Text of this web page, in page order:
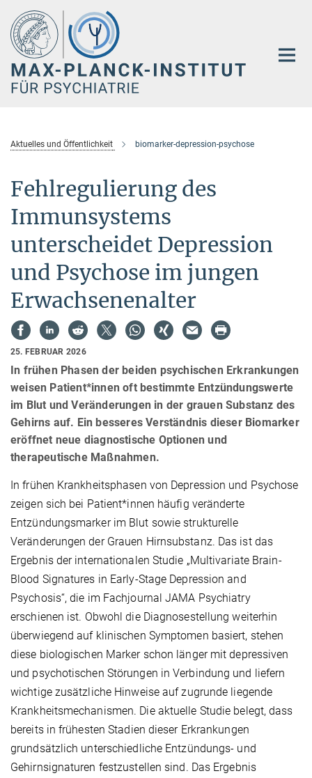
Hauptinhalt
Aktuelles und Öffentlichkeit biomarker-depression-psychose
Fehlregulierung des
Immunsystems
unterscheidet Depression
und Psychose im jungen
Erwachsenenalter
25. FEBRUAR 2026
In frühen Phasen der beiden psychischen Erkrankungen
weisen Patient*innen oft bestimmte Entzündungswerte
im Blut und Veränderungen in der grauen Substanz des
Gehirns auf. Ein besseres Verständnis dieser Biomarker
eröffnet neue diagnostische Optionen und
therapeutische Maßnahmen.
In frühen Krankheitsphasen von Depression und Psychose
zeigen sich bei Patient*innen häufig veränderte
Entzündungsmarker im Blut sowie strukturelle
Veränderungen der Grauen Hirnsubstanz. Das ist das
Ergebnis der internationalen Studie „Multivariate Brain-
Blood Signatures in Early-Stage Depression and
Psychosis“, die im Fachjournal JAMA Psychiatry
erschienen ist. Obwohl die Diagnosestellung weiterhin
überwiegend auf klinischen Symptomen basiert, stehen
diese biologischen Marker schon länger mit depressiven
und psychotischen Störungen in Verbindung und liefern
wichtige zusätzliche Hinweise auf zugrunde liegende
Krankheitsmechanismen. Die aktuelle Studie belegt, dass
bereits in frühesten Stadien dieser Erkrankungen
grundsätzlich unterschiedliche Entzündungs- und
Gehirnsignaturen festzustellen sind. Das Ergebnis